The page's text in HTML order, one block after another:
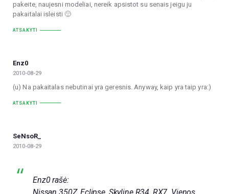
pakeite, naujesni modeliai, nereik apsistot su senais jeigu ju
pakaitalai isleisti 🙂
ATSAKYTI
Enz0
2010-08-29
(u) Na pakaitalas nebutinai yra geresnis. Anyway, kaip yra taip yra:)
ATSAKYTI
SeNsoR_
2010-08-29
Enz0 rašė: